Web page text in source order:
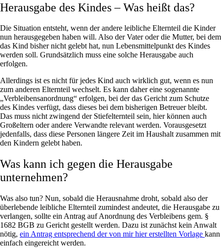
Herausgabe des Kindes – Was heißt das?
Die Situation entsteht, wenn der andere leibliche Elternteil die Kinder
nun herausgegeben haben will. Also der Vater oder die Mutter, bei dem
das Kind bisher nicht gelebt hat, nun Lebensmittelpunkt des Kindes
werden soll. Grundsätzlich muss eine solche Herausgabe auch
erfolgen.
Allerdings ist es nicht für jedes Kind auch wirklich gut, wenn es nun
zum anderen Elternteil wechselt. Es kann daher eine sogenannte
„Verbleibensanordnung“ erfolgen, bei der das Gericht zum Schutze
des Kindes verfügt, dass dieses bei dem bisherigen Betreuer bleibt.
Das muss nicht zwingend der Stiefelternteil sein, hier können auch
Großeltern oder andere Verwandte relevant werden. Vorausgesetzt
jedenfalls, dass diese Personen längere Zeit im Haushalt zusammen mit
den Kindern gelebt haben.
Was kann ich gegen die Herausgabe
unternehmen?
Was also tun? Nun, sobald die Herausnahme droht, sobald also der
überlebende leibliche Elternteil zumindest andeutet, die Herausgabe zu
verlangen, sollte ein Antrag auf Anordnung des Verbleibens gem. §
1682 BGB zu Gericht gestellt werden. Dazu ist zunächst kein Anwalt
nötig, ein Antrag entsprechend der von mir hier erstellten Vorlage kann
einfach eingereicht werden.